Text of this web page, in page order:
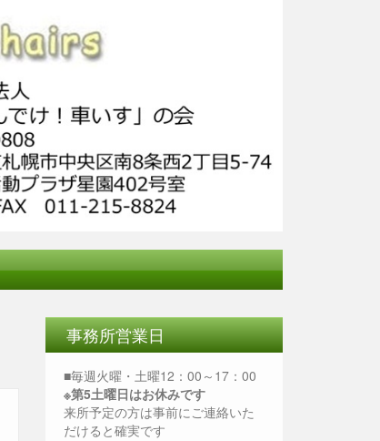
事務所営業日
■毎週火曜・土曜12：00～17：00
※第5土曜日はお休みです
来所予定の方は事前にご連絡いた
だけると確実です